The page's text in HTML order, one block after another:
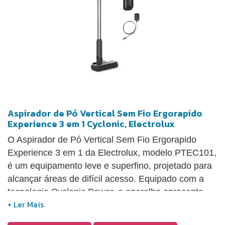
Aspirador de Pó Vertical Sem Fio Ergorapido
Experience 3 em 1 Cyclonic, Electrolux
O Aspirador de Pó Vertical Sem Fio Ergorapido
Experience 3 em 1 da Electrolux, modelo PTEC101,
é um equipamento leve e superfino, projetado para
alcançar áreas de difícil acesso. Equipado com a
tecnologia Cyclonic Power, o aparelho apresenta
uma filtragem em três etapas, sendo ainda mais